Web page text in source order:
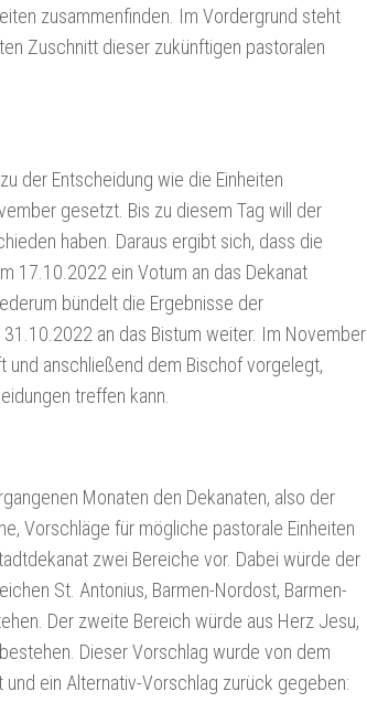
zusammenfinden. Im Vordergrund steht
Zuschnitt dieser zukünftigen pastoralen
der Entscheidung wie die Einheiten
gesetzt. Bis zu diesem Tag will der
haben. Daraus ergibt sich, dass die
17.10.2022 ein Votum an das Dekanat
bündelt die Ergebnisse der
an das Bistum weiter. Im November
anschließend dem Bischof vorgelegt,
treffen kann.
Monaten den Dekanaten, also der
Vorschläge für mögliche pastorale Einheiten
zwei Bereiche vor. Dabei würde der
St. Antonius, Barmen-Nordost, Barmen-
Der zweite Bereich würde aus Herz Jesu,
Dieser Vorschlag wurde von dem
ein Alternativ-Vorschlag zurück gegeben: